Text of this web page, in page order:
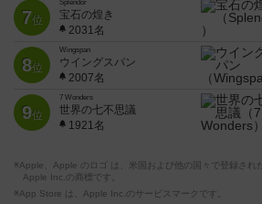
7位
Splendor
宝石の煌き
2031名
8位
Wingspan
ウイングスパン
2007名
9位
7 Wonders
世界の七不思議
1921名
※Apple、Apple のロゴ は、米国および他の国々で登録された
Apple Inc.の商標です。
※App Store は、Apple Inc.のサービスマークです。